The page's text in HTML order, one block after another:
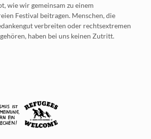
wie wir gemeinsam zu einem
Festival beitragen. Menschen, die
verbreiten oder rechtsextremen
haben bei uns keinen Zutritt.